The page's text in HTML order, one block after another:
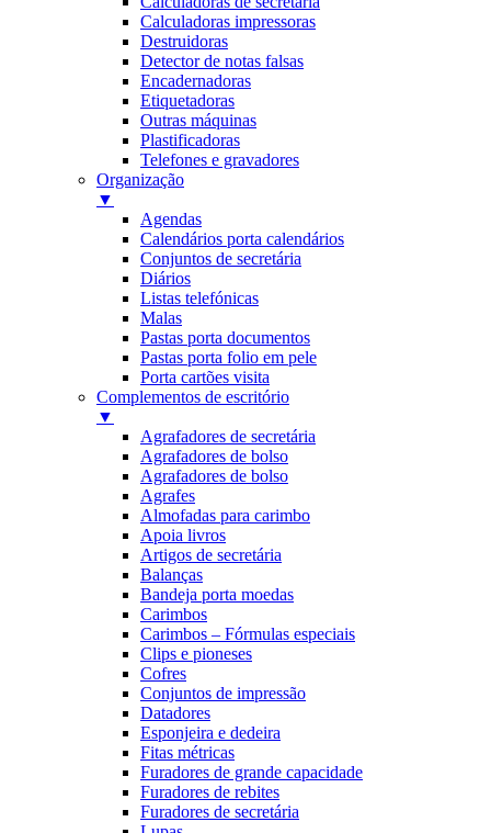
Calculadoras impressoras
Destruidoras
Detector de notas falsas
Encadernadoras
Etiquetadoras
Outras máquinas
Plastificadoras
Telefones e gravadores
Organização
▼
Agendas
Calendários porta calendários
Conjuntos de secretária
Diários
Listas telefónicas
Malas
Pastas porta documentos
Pastas porta folio em pele
Porta cartões visita
Complementos de escritório
▼
Agrafadores de secretária
Agrafadores de bolso
Agrafadores de bolso
Agrafes
Almofadas para carimbo
Apoia livros
Artigos de secretária
Balanças
Bandeja porta moedas
Carimbos
Carimbos – Fórmulas especiais
Clips e pioneses
Cofres
Conjuntos de impressão
Datadores
Esponjeira e dedeira
Fitas métricas
Furadores de grande capacidade
Furadores de rebites
Furadores de secretária